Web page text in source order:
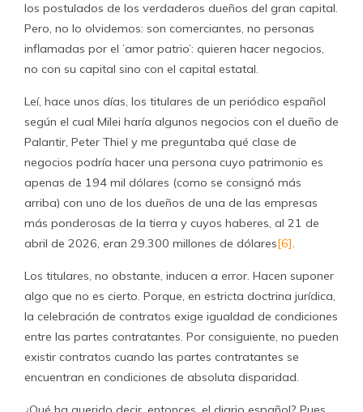
los postulados de los verdaderos dueños del gran capital.
Pero, no lo olvidemos: son comerciantes, no personas
inflamadas por el ’amor patrio’: quieren hacer negocios,
no con su capital sino con el capital estatal.
Leí, hace unos días, los titulares de un periódico español
según el cual Milei haría algunos negocios con el dueño de
Palantir, Peter Thiel y me preguntaba qué clase de
negocios podría hacer una persona cuyo patrimonio es
apenas de 194 mil dólares (como se consignó más
arriba) con uno de los dueños de una de las empresas
más ponderosas de la tierra y cuyos haberes, al 21 de
abril de 2026, eran 29.300 millones de dólares[6].
Los titulares, no obstante, inducen a error. Hacen suponer
algo que no es cierto. Porque, en estricta doctrina jurídica,
la celebración de contratos exige igualdad de condiciones
entre las partes contratantes. Por consiguiente, no pueden
existir contratos cuando las partes contratantes se
encuentran en condiciones de absoluta disparidad.